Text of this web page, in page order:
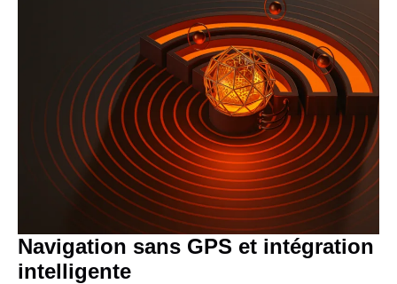
Navigation sans GPS et intégration
intelligente